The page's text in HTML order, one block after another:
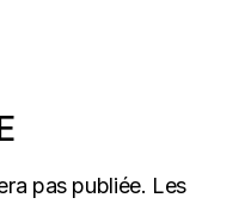
pas publiée. Les